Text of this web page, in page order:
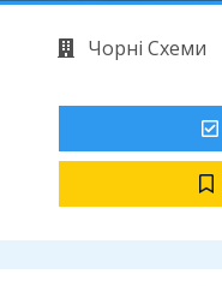
Чорні Схеми